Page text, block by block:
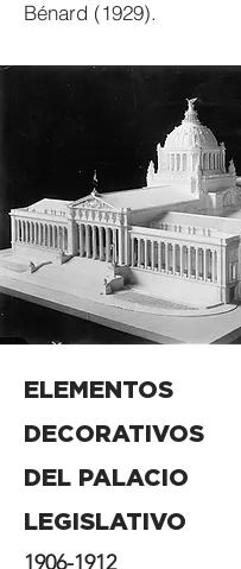
Bénard (1929).
ELEMENTOS
DECORATIVOS
DEL PALACIO
LEGISLATIVO
1906-1912